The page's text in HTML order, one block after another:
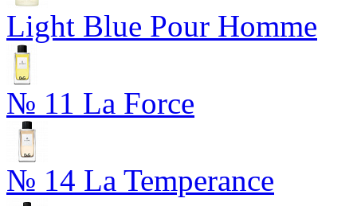
Light Blue Pour Homme
№ 11 La Force
№ 14 La Temperance